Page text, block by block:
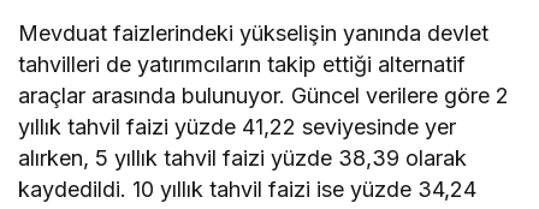
Mevduat faizlerindeki yükselişin yanında devlet
tahvilleri de yatırımcıların takip ettiği alternatif
araçlar arasında bulunuyor. Güncelverilere göre 2
yıllık tahvil faizi yüzde 41,22 seviyesinde yer
alırken, 5 yıllık tahvil faizi yüzde 38,39 olarak
kaydedildi. 10 yıllık tahvil faizi ise yüzde 34,24